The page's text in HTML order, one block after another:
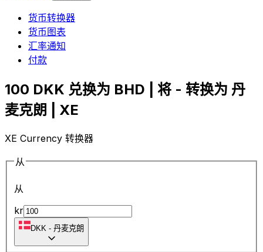
货币转换器
货币图表
汇率通知
付款
100 DKK 兑换为 BHD | 将 - 转换为 丹
麦克朗 | XE
XE Currency 转换器
从
从
kr
DKK - 丹麦克朗